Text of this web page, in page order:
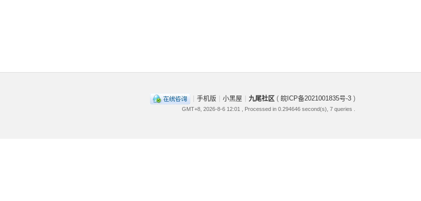
手机版 小黑屋 九尾社区 ( 皖ICP备2021001835号-3 )
GMT+8, 2026-8-6 12:01 , Processed in 0.294646 second(s), 7 queries .